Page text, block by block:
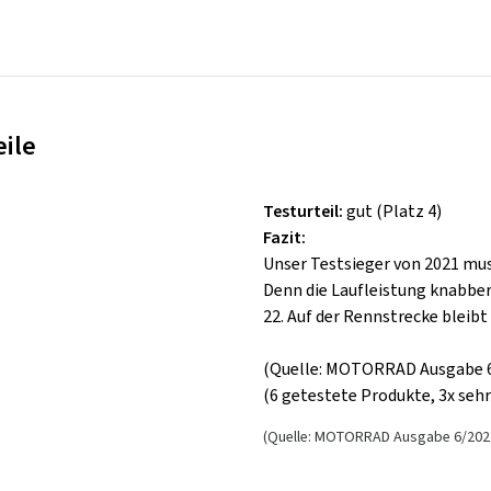
Testurteil:gut (Platz 4)
Fazit:
Unser Testsieger von 2021
Denn die Laufleistung
22. Auf der Rennstrecke
(Quelle: MOTORRAD
(6 getestete Produkte, 3x
(Quelle: MOTORRAD Ausgabe 6/